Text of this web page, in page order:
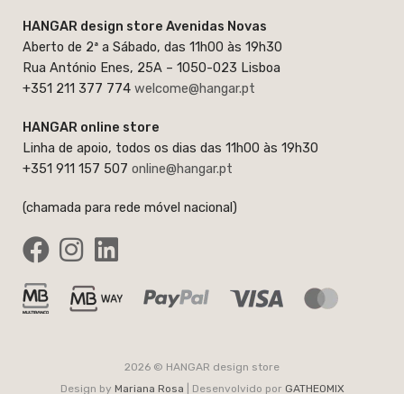
HANGAR design store Avenidas Novas
Aberto de 2ª a Sábado, das 11h00 às 19h30
Rua António Enes, 25A – 1050-023 Lisboa
+351 211 377 774 welcome@hangar.pt
HANGAR online store
Linha de apoio, todos os dias das 11h00 às 19h30
+351 911 157 507 online@hangar.pt
(chamada para rede móvel nacional)
2026 © HANGAR design store
Design by Mariana Rosa | Desenvolvido por GATHEOMIX